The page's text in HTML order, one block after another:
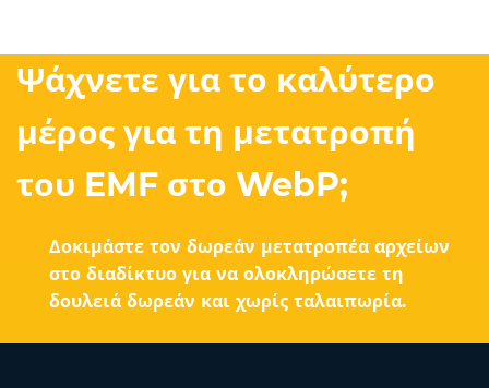
Ψάχνετε για το καλύτερο
μέρος για τη μετατροπή
του EMF στο WebP;
Δοκιμάστε τον δωρεάν μετατροπέα αρχείων
στο διαδίκτυο για να ολοκληρώσετε τη
δουλειά δωρεάν και χωρίς ταλαιπωρία.